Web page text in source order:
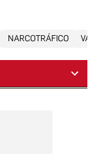
NARCOTRÁFICO